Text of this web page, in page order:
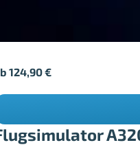
124,90€